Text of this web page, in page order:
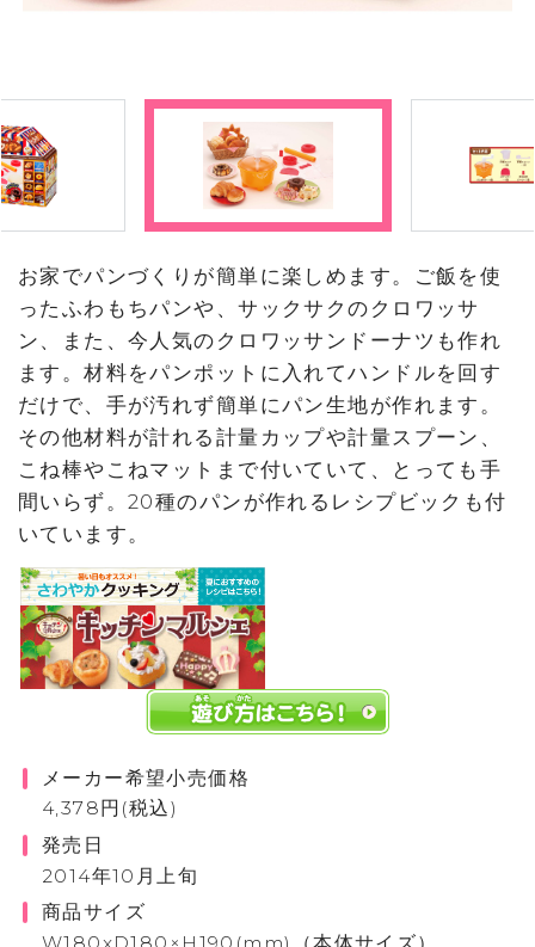
お家でパンづくりが簡単に楽しめます。ご飯を使
ったふわもちパンや、サックサクのクロワッサ
ン、また、今人気のクロワッサンドーナツも作れ
ます。材料をパンポットに入れてハンドルを回す
だけで、手が汚れず簡単にパン生地が作れます。
その他材料が計れる計量カップや計量スプーン、
こね棒やこねマットまで付いていて、とっても手
間いらず。20種のパンが作れるレシプビックも付
いています。
メーカー希望小売価格
4,378円(税込)
発売日
2014年10月上旬
商品サイズ